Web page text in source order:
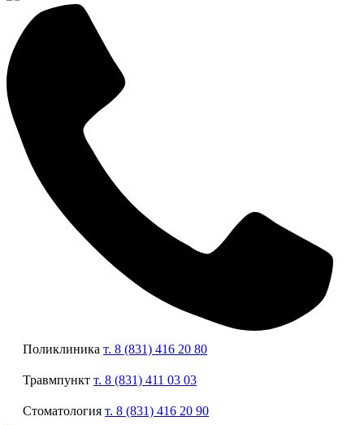
Поликлиника т. 8 (831) 416 20 80
Травмпункт т. 8 (831) 411 03 03
Стоматология т. 8 (831) 416 20 90